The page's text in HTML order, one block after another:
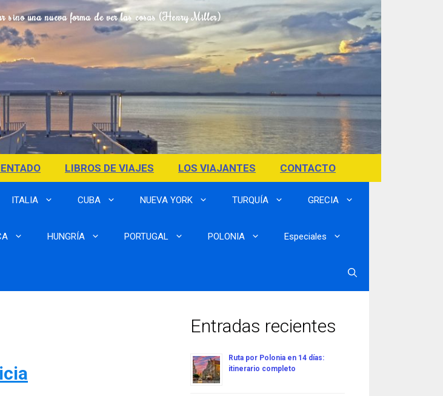
sino una nueva forma de ver las cosas (Henry Miller)
LIBROS DE VIAJES LOS VIAJANTES CONTACTO
ITALIA CUBA NUEVA YORK TURQUÍA GRECIA
HUNGRÍA PORTUGAL POLONIA Especiales
Entradas recientes
Ruta por Polonia en 14 días:
itinerario completo